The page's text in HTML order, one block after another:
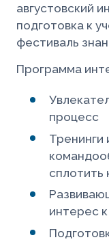
августовский
подготовка к
фестиваль
Программа
процесс
Тренинги
сплотить
интерес